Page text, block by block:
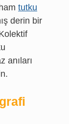
tutku
derin bir
anıları